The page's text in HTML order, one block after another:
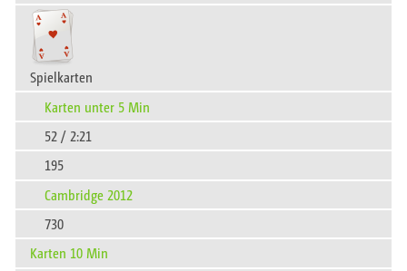
Spielkarten
Karten unter 5 Min
52 / 2:21
195
Cambridge 2012
730
Karten 10 Min